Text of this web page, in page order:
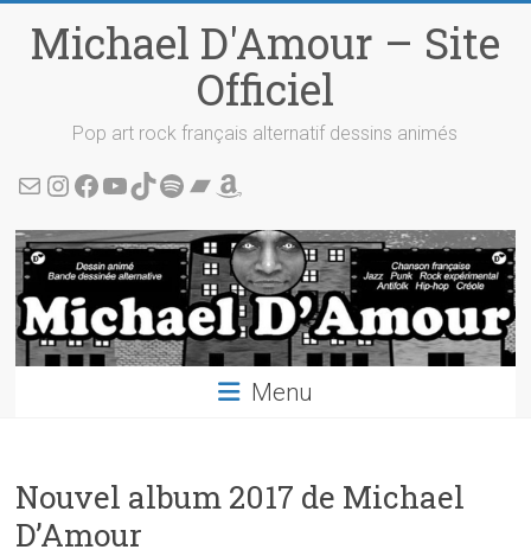
contentMichael D'Amour – Site
Officiel
Pop art rock français alternatif dessins animés
Écris-moi ! Instagram
Facebook
YouTube
TikTok
Spotify
Bandcamp
Amazon
Menu
Nouvel album 2017 de Michael
D’Amour